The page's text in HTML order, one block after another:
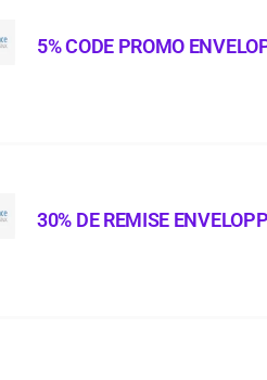
5% CODE PROMO
30% DE REMISE